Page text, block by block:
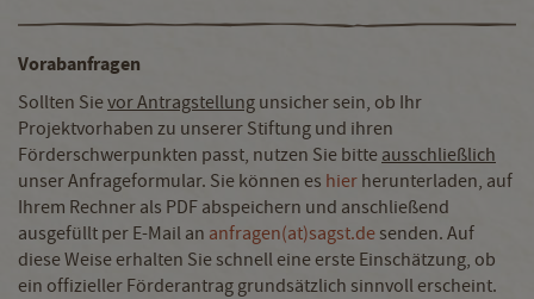
Vorabanfragen
Sollten Sievor Antragstellung unsicher sein, ob Ihr
Projektvorhaben zu unserer Stiftung und ihren
Förderschwerpunkten passt, nutzen Sie bitte ausschließlich
unser Anfrageformular. Sie können es hier herunterladen, auf
Ihrem Rechner als PDF abspeichern und anschließend
ausgefüllt per E-Mail an anfragen(at)sagst.de senden. Auf
diese Weise erhalten Sie schnell eine erste Einschätzung, ob
ein offizieller Förderantrag grundsätzlich sinnvoll erscheint.